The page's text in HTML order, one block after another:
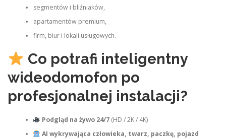
segmentów i bliźniaków,
apartamentów premium,
firm, biur i lokali usługowych.
Co potrafi inteligentny
wideodomofon po
profesjonalnej instalacji?
Podgląd na żywo 24/7(HD / 2K / 4K)
AI wykrywająca człowieka, twarz, paczkę, pojazd